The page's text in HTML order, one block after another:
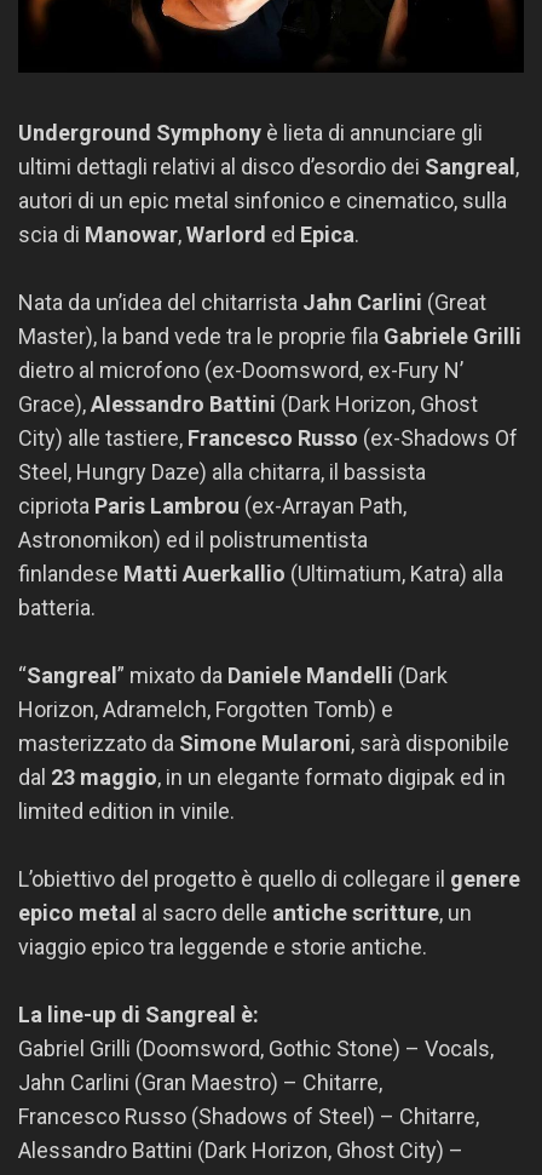
Underground Symphony è lieta di annunciare gli
ultimi dettagli relativi al disco d’esordio dei Sangreal ,
autori di un epic metal sinfonico e cinematico, sulla
scia di Manowar,Warlord ed Epica.
Nata da un’idea del chitarrista Jahn Carlini (Great
Master), la band vede tra le proprie fila Gabriele Grilli
dietro al microfono (ex-Doomsword, ex-Fury N’
Grace),Alessandro Battini (Dark Horizon, Ghost
City) alle tastiere, Francesco Russo (ex-Shadows Of
Steel, Hungry Daze) alla chitarra, il bassista
cipriota Paris Lambrou (ex-Arrayan Path,
Astronomikon) ed il polistrumentista
finlandese Matti Auerkallio (Ultimatium, Katra) alla
batteria.
“Sangreal ” mixato da Daniele Mandelli (Dark
Horizon, Adramelch, Forgotten Tomb) e
masterizzato da Simone Mularoni, sarà disponibile
dal 23 maggio, in un elegante formato digipak ed in
limited edition in vinile.
L’obiettivo del progetto è quello di collegare il genere
epico metal al sacro delle antiche scritture, un
viaggio epico tra leggende e storie antiche.
La line-up di Sangreal è:
Gabriel Grilli (Doomsword, Gothic Stone) – Vocals,
Jahn Carlini (Gran Maestro) – Chitarre,
Francesco Russo (Shadows of Steel) – Chitarre,
Alessandro Battini (Dark Horizon, Ghost City) –